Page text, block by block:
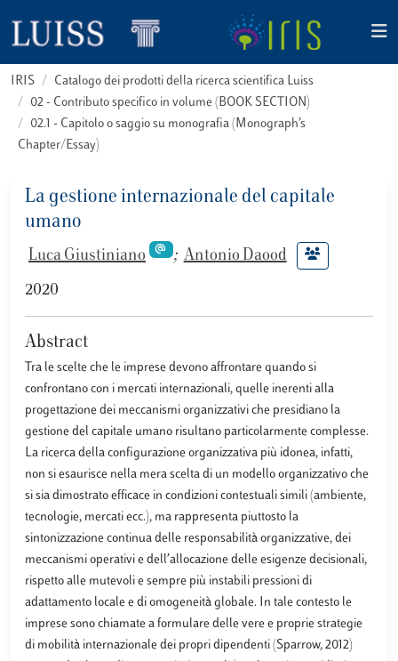
IRIS
Catalogo dei prodotti della ricerca scientifica Luiss
02 - Contributo specifico in volume (BOOK SECTION)
02.1 - Capitolo o saggio su monografia (Monograph’s
Chapter/Essay)
La gestione internazionale del capitale
umano
Luca Giustiniano ; Antonio Daood
2020
Abstract
Tra le scelte che le imprese devono affrontare quando si
confrontano con i mercati internazionali, quelle inerenti alla
progettazione dei meccanismi organizzativi che presidiano la
gestione del capitale umano risultano particolarmente complesse.
La ricerca della configurazione organizzativa più idonea, infatti,
non si esaurisce nella mera scelta di un modello organizzativo che
si sia dimostrato efficace in condizioni contestuali simili (ambiente,
tecnologie, mercati ecc.), ma rappresenta piuttosto la
sintonizzazione continua delle responsabilità organizzative, dei
meccanismi operativi e dell’allocazione delle esigenze decisionali,
rispetto alle mutevoli e sempre più instabili pressioni di
adattamento locale e di omogeneità globale. In tale contesto le
imprese sono chiamate a formulare delle vere e proprie strategie
di mobilità internazionale dei propri dipendenti (Sparrow, 2012)